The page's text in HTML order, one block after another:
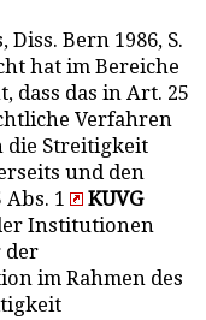
Bern 1986, S.
hat im Bereiche
dass das in Art. 25
Verfahren
die Streitigkeit
und den
1
KUVG
Institutionen
der
im Rahmen des